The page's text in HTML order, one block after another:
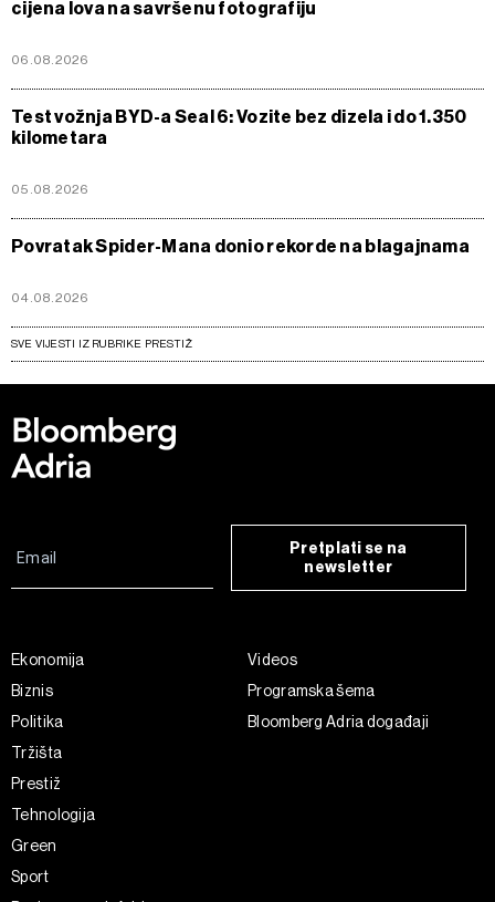
cijena lova na savršenu fotografiju
06.08.2026
Test vožnja BYD-a Seal 6: Vozite bez dizela i do 1.350
kilometara
05.08.2026
Povratak Spider-Mana donio rekorde na blagajnama
04.08.2026
SVE VIJESTI IZ RUBRIKE PRESTIŽ
Pretplati se na
newsletter
Ekonomija
Biznis
Politika
Tržišta
Prestiž
Tehnologija
Green
Sport
Videos
Programska šema
Bloomberg Adria događaji